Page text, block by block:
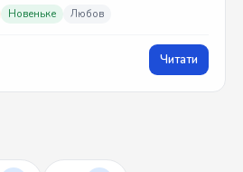
Новеньке Любов
Читати